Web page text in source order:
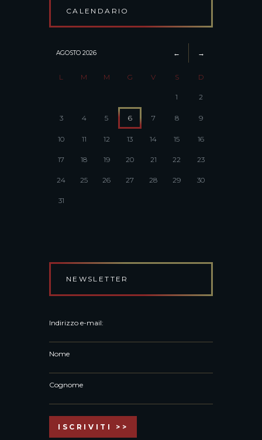
CALENDARIO
AGOSTO 2026
L M M G V S D
1 2
3 4 5 6 7 8 9
10 11 12 13 14 15 16
17 18 19 20 21 22 23
24 25 26 27 28 29 30
31
NEWSLETTER
Indirizzo e-mail:
Nome
Cognome